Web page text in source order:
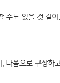
수도 있을 것 같
다음으로 구상하